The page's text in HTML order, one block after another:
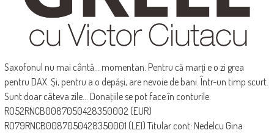
Saxofonul nu mai cântă... momentan. Pentru că marți e o zi grea
pentru DAX. Și, pentru a o depăși, are nevoie de bani. Într-un timp scurt.
Sunt doar câteva zile... Donaţiile se pot face în conturile:
RO52RNCB0087050428350002 (EUR)
RO79RNCB0087050428350001 (LEI) Titular cont: Nedelcu Gina